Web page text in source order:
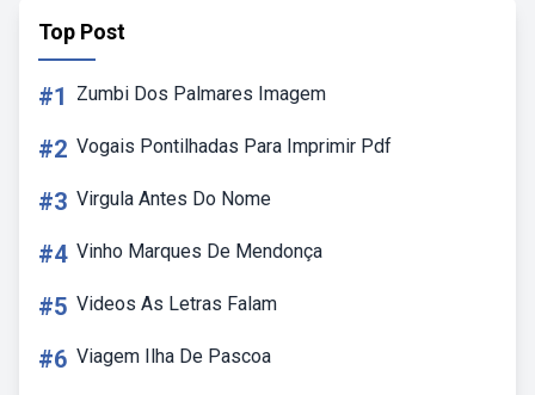
Top Post
#1 Zumbi Dos Palmares Imagem
#2 Vogais Pontilhadas Para Imprimir Pdf
#3 Virgula Antes Do Nome
#4 Vinho Marques De Mendonça
#5 Videos As Letras Falam
#6 Viagem Ilha De Pascoa